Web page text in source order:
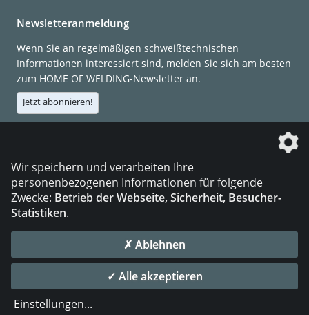
Newsletteranmeldung
Wenn Sie an regelmäßigen schweißtechnischen
Informationen interessiert sind, melden Sie sich am besten
zum HOME OF WELDING-Newsletter an.
Jetzt abonnieren!
Die DVS Media GmbH ist ein Unternehmen der
© 2026 DVS Media GmbH
Datenschutzeinstellungen
die profilschmiede - Internetagentur
Wir speichern und verarbeiten Ihre
personenbezogenen Informationen für folgende
Zwecke: Betrieb der Webseite, Sicherheit, Besucher-
Statistiken.
✗ Ablehnen
✓ Alle akzeptieren
Einstellungen...